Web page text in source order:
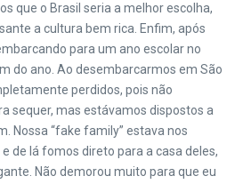
que o Brasil seria a melhor escolha,
a cultura bem rica. Enfim, após
para um ano escolar no
do ano. Ao desembarcarmos em São
perdidos, pois não
sequer, mas estávamos dispostos a
Nossa “fake family” estava nos
de lá fomos direto para a casa deles,
Não demorou muito para que eu